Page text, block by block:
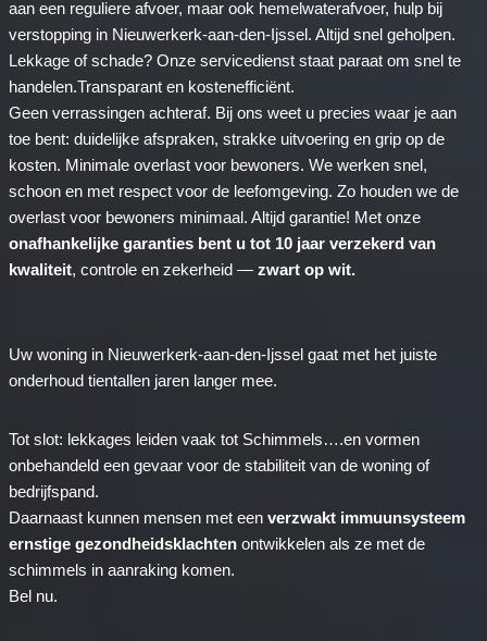
aan een reguliere afvoer, maar ook hemelwaterafvoer, hulp bij
verstopping in Nieuwerkerk-aan-den-Ijssel. Altijd snel geholpen.
Lekkage of schade? Onze servicedienst staat paraat om snel te
handelen.Transparant en kostenefficiënt.
Geen verrassingen achteraf. Bij ons weet u precies waar je aan
toe bent: duidelijke afspraken, strakke uitvoering en grip op de
kosten. Minimale overlast voor bewoners. We werken snel,
schoon en met respect voor de leefomgeving. Zo houden we de
overlast voor bewoners minimaal. Altijd garantie! Met onze
onafhankelijke garanties bent u tot 10 jaar verzekerd van
kwaliteit, controle en zekerheid — zwart op wit.
Uw woning in Nieuwerkerk-aan-den-Ijssel gaat met het juiste
onderhoud tientallen jaren langer mee.
Tot slot: lekkages leiden vaak tot Schimmels….en vormen
onbehandeld een gevaar voor de stabiliteit van de woning of
bedrijfspand.
Daarnaast kunnen mensen met een verzwakt immuunsysteem
ernstige gezondheidsklachten ontwikkelen als ze met de
schimmels in aanraking komen.
Bel nu.